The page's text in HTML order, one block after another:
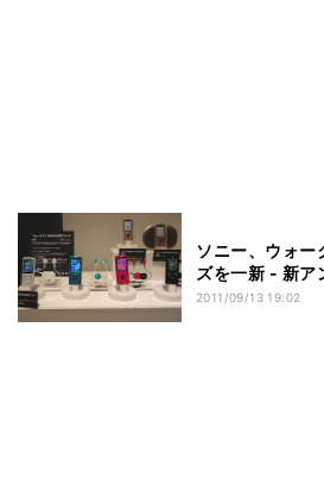
ソニー、ウォー
ズを一新 - 新
2011/09/13 19:02